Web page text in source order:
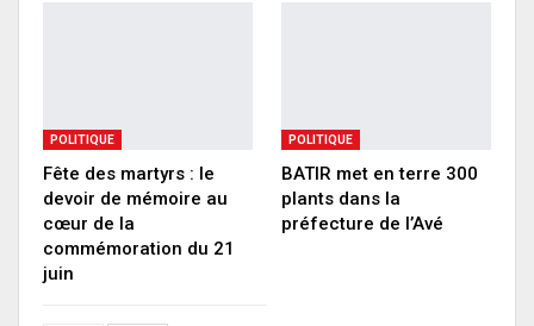
POLITIQUE
Fête des martyrs : le
devoir de mémoire au
cœur de la
commémoration du 21
juin
POLITIQUE
BATIR met en terre 300
plants dans la
préfecture de l’Avé